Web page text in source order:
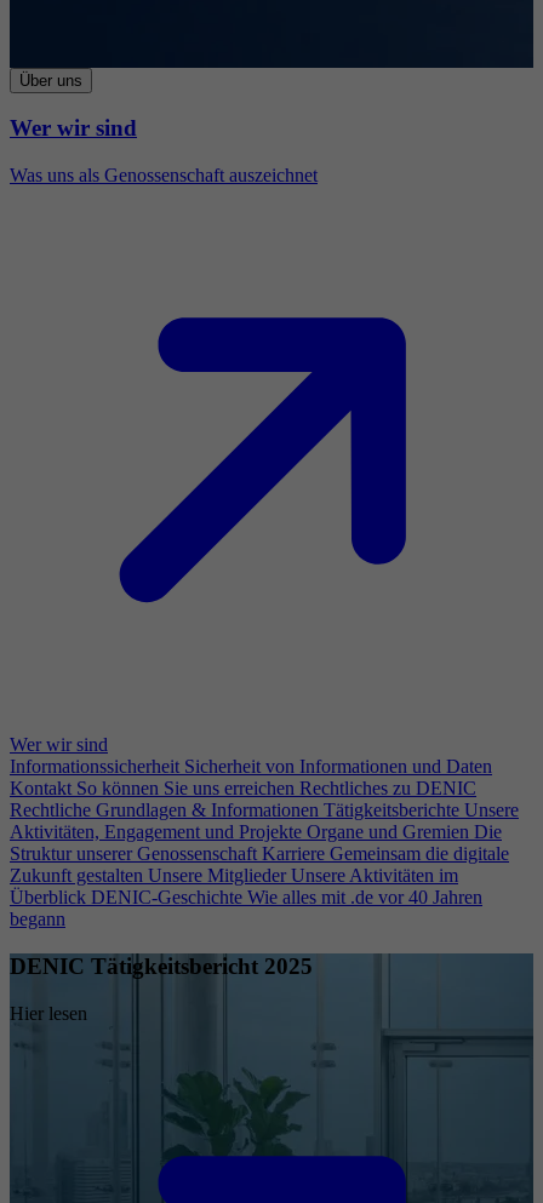
Über uns
Wer wir sind
Was uns als Genossenschaft auszeichnet
Wer wir sind
Informationssicherheit Sicherheit von Informationen und Daten
Kontakt So können Sie uns erreichen Rechtliches zu DENIC
Rechtliche Grundlagen & Informationen Tätigkeitsberichte Unsere
Aktivitäten, Engagement und Projekte Organe und Gremien Die
Struktur unserer Genossenschaft Karriere Gemeinsam die digitale
Zukunft gestalten Unsere Mitglieder Unsere Aktivitäten im
Überblick DENIC-Geschichte Wie alles mit .de vor 40 Jahren
begann
DENIC Tätigkeitsbericht 2025
Hier lesen